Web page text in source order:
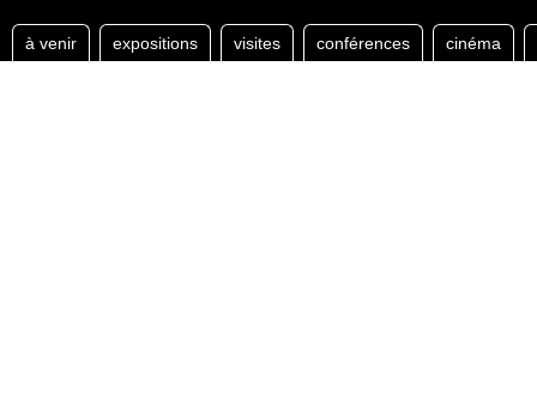
à venir expositions visites conférences cinéma